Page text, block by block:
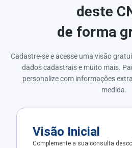
deste
de forma
Cadastre-se e acesse uma visão
dados cadastrais e muito mais.
personalize com informações
medida.
Visão Inicial
Complemente a sua consulta